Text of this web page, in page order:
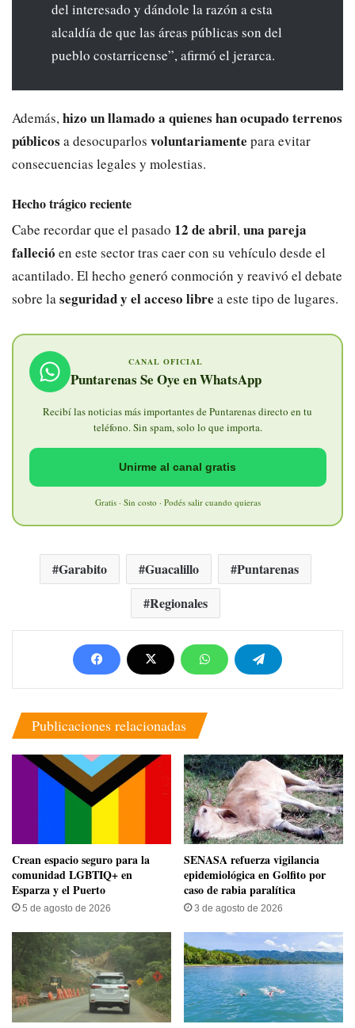
del interesado y dándole la razón a esta
alcaldía de que las áreas públicas son del
pueblo costarricense”, afirmó el jerarca.
Además,hizo un llamado a quienes han ocupado terrenos
públicos a desocuparlos voluntariamente para evitar
consecuencias legales y molestias.
Hecho trágico reciente
Cabe recordar que el pasado 12 de abril,una pareja
falleció en este sector tras caer con su vehículo desde el
acantilado. El hecho generó conmoción y reavivó el debate
sobre laseguridad y el acceso libre a este tipo de lugares.
CANAL OFICIAL
Puntarenas Se Oye en WhatsApp
Recibí las noticias más importantes de Puntarenas directo en tu
teléfono. Sin spam, solo lo que importa.
Unirme al canal gratis
Gratis · Sin costo · Podés salir cuando quieras
Garabito Guacalillo
Puntarenas
Regionales
Publicaciones relacionadas
Crean espacio seguro para la
comunidad LGBTIQ+ en
Esparza y el Puerto
5 de agosto de 2026
SENASA refuerza vigilancia
epidemiológica en Golfito por
caso de rabia paralítica
3 de agosto de 2026